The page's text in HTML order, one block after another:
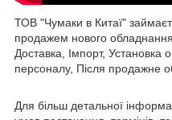
ТОВ "Чумаки в Китаї"
продажем нового
Доставка, Імпорт, Установка
персоналу, Після продажне
Для більш детальної